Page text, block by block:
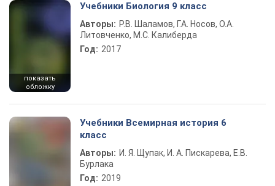
показать
обложку
Учебники Биология 9 класс
Авторы: Р.В. Шаламов, Г.А. Носов, О.А.
Литовченко, М.С. Калиберда
Год: 2017
Учебники Всемирная история 6
класс
Авторы: И. Я. Щупак, И. А. Пискарева, Е.В.
Бурлака
Год: 2019